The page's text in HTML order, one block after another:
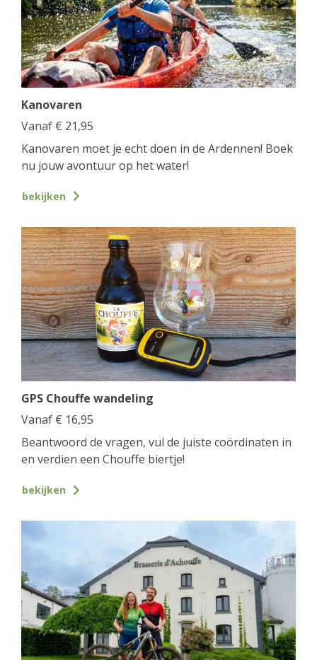
Kanovaren
Vanaf € 21,95
Kanovaren moet je echt doen in de Ardennen! Boek
nu jouw avontuur op het water!
bekijken
GPS Chouffe wandeling
Vanaf € 16,95
Beantwoord de vragen, vul de juiste coördinaten in
en verdien een Chouffe biertje!
bekijken